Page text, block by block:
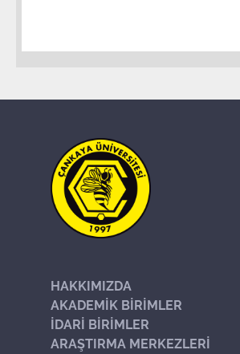
HAKKIMIZDA
AKADEMİK BİRİMLER
İDARİ BİRİMLER
ARAŞTIRMA MERKEZLERİ